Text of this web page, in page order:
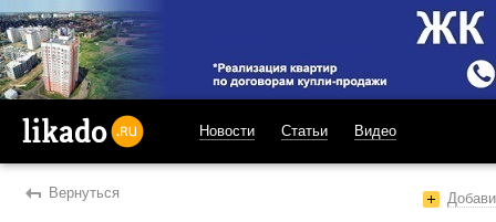
Новости Статьи Видео
Вернуться